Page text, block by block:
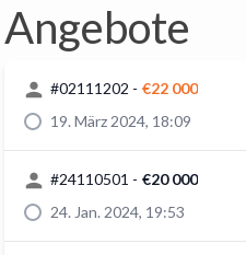
Angebote
#02111202 - €22 000
19. März 2024, 18:09
#24110501 - €20 000
24. Jan. 2024, 19:53